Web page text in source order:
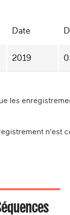
Date
2019
les
n'est